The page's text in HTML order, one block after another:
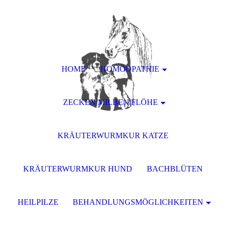
HOME HOMÖOPATHIE
ZECKEN/MILBEN/FLÖHE
KRÄUTERWURMKUR KATZE
KRÄUTERWURMKUR HUND BACHBLÜTEN
HEILPILZE BEHANDLUNGSMÖGLICHKEITEN